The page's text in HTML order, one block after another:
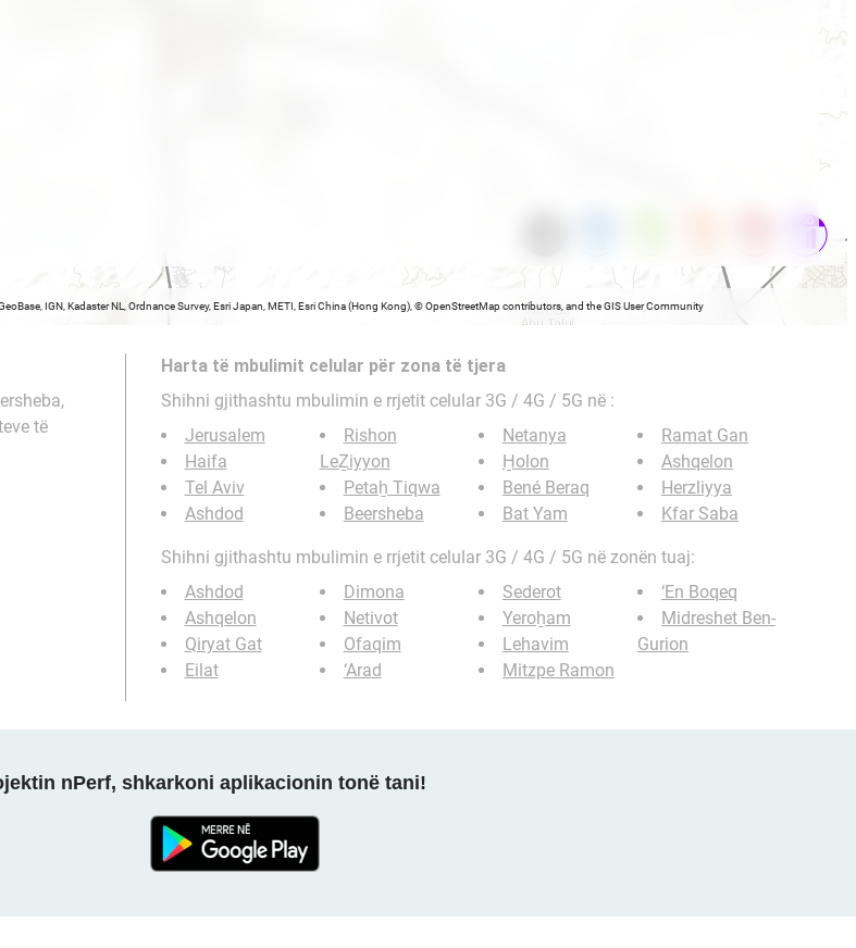
IGN, Kadaster NL, Ordnance Survey, Esri Japan, METI, Esri China (Hong Kong), © OpenStreetMap contributors, and the GIS User Community
Harta të mbulimit celular për zona të tjera
Shihni gjithashtu mbulimin e rrjetit celular 3G / 4G / 5G në :
Jerusalem
Haifa
Tel Aviv
Ashdod
Rishon
LeẔiyyon
Petaẖ Tiqwa
Beersheba
Netanya
H̱olon
Bené Beraq
Bat Yam
Ramat Gan
Ashqelon
Herzliyya
Kfar Saba
Shihni gjithashtu mbulimin e rrjetit celular 3G / 4G / 5G në zonën tuaj:
Ashdod
Ashqelon
Qiryat Gat
Eilat
Dimona
Netivot
Ofaqim
‘Arad
Sederot
Yeroẖam
Lehavim
Mitzpe Ramon
‘En Boqeq
Midreshet Ben-
Gurion
nPerf, shkarkoni aplikacionin tonë tani!